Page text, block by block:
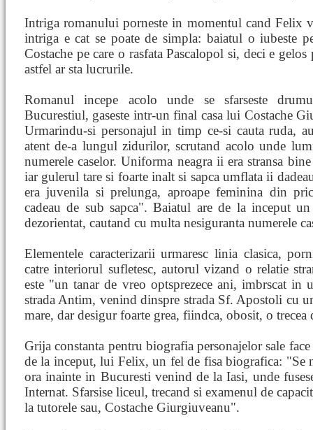
Intriga romanului porneste in momentul cand Felix
intriga e cat se poate de simpla: baiatul o iubeste
Costache pe care o rasfata Pascalopol si, deci e
astfel ar sta lucrurile.
Romanul incepe acolo unde se sfarseste
Bucurestiul, gaseste intr-un final casa lui Costache
Urmarindu-si personajul in timp ce-si cauta ruda,
atent de-a lungul zidurilor, scrutand acolo unde
numerele caselor. Uniforma neagra ii era stransa
iar gulerul tare si foarte inalt si sapca umflata ii
era juvenila si prelunga, aproape feminina din
cadeau de sub sapca". Baiatul are de la inceput
dezorientat, cautand cu multa nesiguranta numerele
Elementele caracterizarii urmaresc linia clasica,
catre interiorul sufletesc, autorul vizand o relatie
este "un tanar de vreo optsprezece ani, imbrscat
strada Antim, venind dinspre strada Sf. Apostoli cu
mare, dar desigur foarte grea, fiindca, obosit, o
Grija constanta pentru biografia personajelor sale
de la inceput, lui Felix, un fel de fisa biografica: "Se
ora inainte in Bucuresti venind de la Iasi, unde
Internat. Sfarsise liceul, trecand si examenul de
la tutorele sau, Costache Giurgiuveanu".